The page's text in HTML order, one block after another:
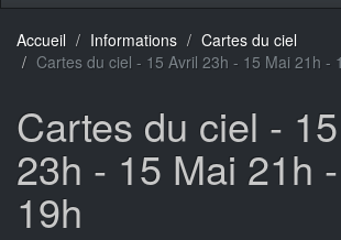
Accueil Informations
Cartes du ciel
Cartes du ciel - 15 Avril 23h - 15 Mai 21h -
Cartes du ciel -
23h - 15 Mai 21h
19h